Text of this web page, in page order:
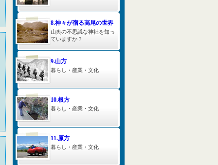
8.神々が宿る高尾の世界
山奥の不思議な神社を知っ
ていますか？
9.山方
暮らし・産業・文化
10.根方
暮らし・産業・文化
11.原方
暮らし・産業・文化